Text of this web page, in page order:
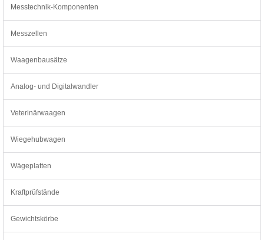
Messtechnik-Komponenten
Messzellen
Waagenbausätze
Analog- und Digitalwandler
Veterinärwaagen
Wiegehubwagen
Wägeplatten
Kraftprüfstände
Gewichtskörbe